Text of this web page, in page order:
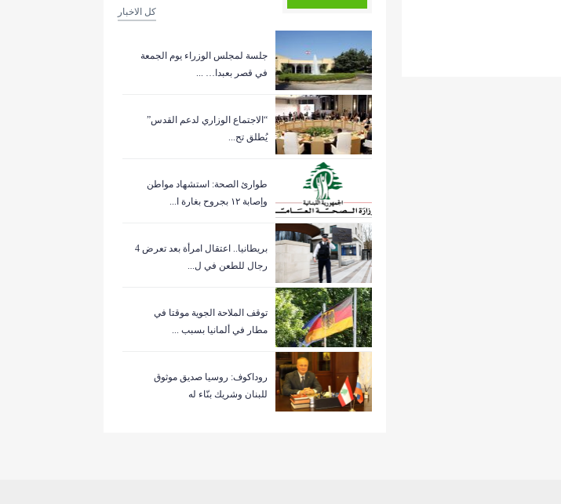
كل الاخبار
جلسة لمجلس الوزراء يوم الجمعة
في قصر بعبدا… ...
“الاجتماع الوزاري لدعم القدس”
يُطلق تح...
طوارئ الصحة: استشهاد مواطن
وإصابة ١٢ بجروح بغارة ا...
بريطانيا.. اعتقال امرأة بعد تعرض 4
رجال للطعن في ل...
توقف الملاحة الجوية موقتا في
مطار في ألمانيا بسبب ...
روداكوف: روسيا صديق موثوق
للبنان وشريك بنّاء له